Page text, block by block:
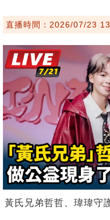
直播時間：2026/07/23
黃氏兄弟哲哲、瑋瑋